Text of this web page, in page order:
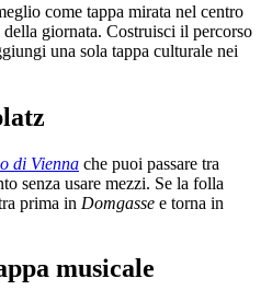
come tappa mirata nel centro
giornata. Costruisci il percorso
una sola tappa culturale nei
di Vienna che puoi passare tra
senza usare mezzi. Se la folla
prima in Domgasse e torna in
musicale